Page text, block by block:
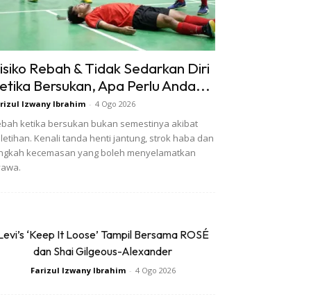
Rebah & Tidak Sedarkan Diri
Bersukan, Apa Perlu Anda...
Izwany Ibrahim - 4 Ogo 2026
ketika bersukan bukan semestinya akibat
Kenali tanda henti jantung, strok haba dan
kecemasan yang boleh menyelamatkan
‘Keep It Loose’ Tampil Bersama ROSÉ
dan Shai Gilgeous-Alexander
Farizul Izwany Ibrahim - 4 Ogo 2026